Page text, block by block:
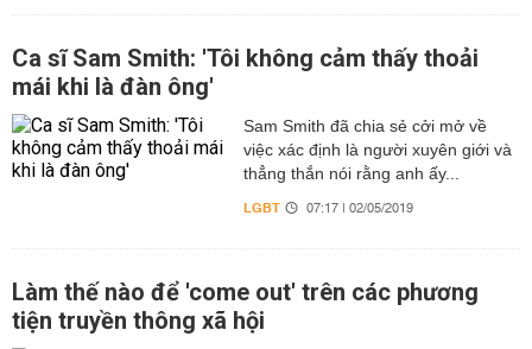
Ca sĩ Sam Smith: 'Tôi không cảm thấy thoải
mái khi là đàn ông'
Sam Smith đã chia sẻ cởi mở về
việc xác định là người xuyên giới và
thẳng thắn nói rằng anh ấy...
LGBT 07:17 | 02/05/2019
Làm thế nào để 'come out' trên các phương
tiện truyền thông xã hội